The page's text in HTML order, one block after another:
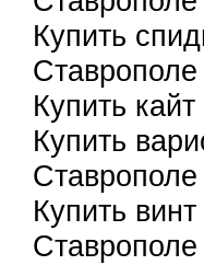
Купить
Ставрополе
Купить
Купить
Ставрополе
Купить
Ставрополе